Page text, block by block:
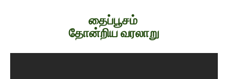
தைப்பூசம்
தோன்றிய வரலாறு